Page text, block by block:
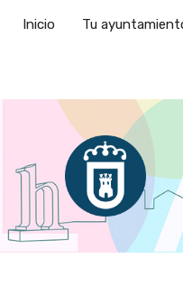
Inicio Tu